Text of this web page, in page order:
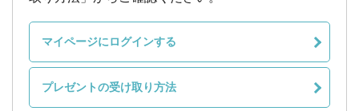
マイページにログインする
プレゼントの受け取り方法